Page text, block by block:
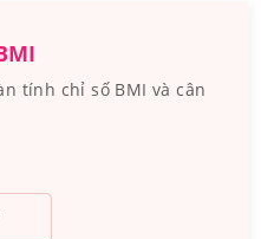
tính chỉ số BMI và cân